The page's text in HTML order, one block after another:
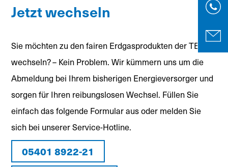
Jetzt wechseln
Sie möchten zu den fairen Erdgasprodukten der TEN
wechseln? – Kein Problem. Wir kümmern uns um die
Abmeldung bei Ihrem bisherigen Energieversorger und
sorgen für Ihren reibungslosen Wechsel. Füllen Sie
einfach das folgende Formular aus oder melden Sie
sich bei unserer Service-Hotline.
‭05401 8922-21‬